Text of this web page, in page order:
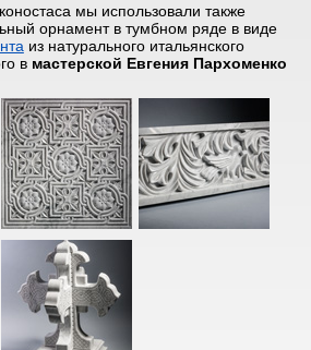
мы использовали также
орнамент в тумбном ряде в виде
из натурального итальянского
в мастерской Евгения Пархоменко